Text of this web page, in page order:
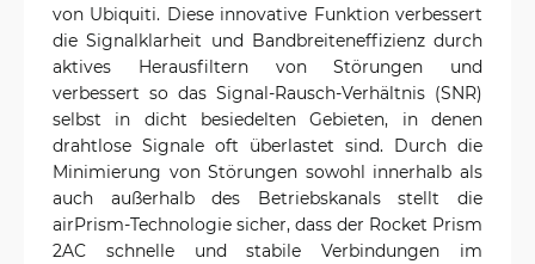
von Ubiquiti. Diese innovative Funktion verbessert
die Signalklarheit und Bandbreiteneffizienz durch
aktives Herausfiltern von Störungen und
verbessert so das Signal-Rausch-Verhältnis (SNR)
selbst in dicht besiedelten Gebieten, in denen
drahtlose Signale oft überlastet sind. Durch die
Minimierung von Störungen sowohl innerhalb als
auch außerhalb des Betriebskanals stellt die
airPrism-Technologie sicher, dass der Rocket Prism
2AC schnelle und stabile Verbindungen im